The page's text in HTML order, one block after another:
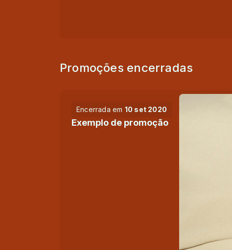
Promoções encerradas
Encerrada em 10 set 2020
Exemplo de promoção